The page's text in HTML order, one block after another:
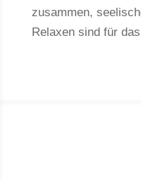
zusammen,
Relaxen sind für